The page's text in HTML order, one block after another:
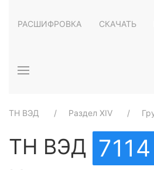
РАСШИФРОВКА СКАЧАТЬ
ТН ВЭД Раздел XIV
ТН ВЭД 7114